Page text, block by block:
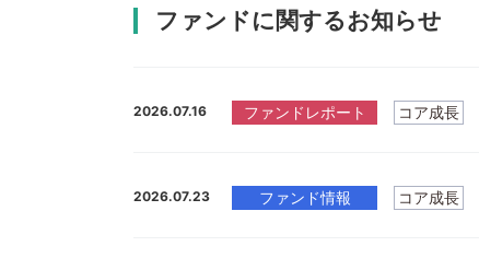
ファンドに関するお知らせ
2026.07.16 ファンドレポート コア成長
2026.07.23 ファンド情報 コア成長